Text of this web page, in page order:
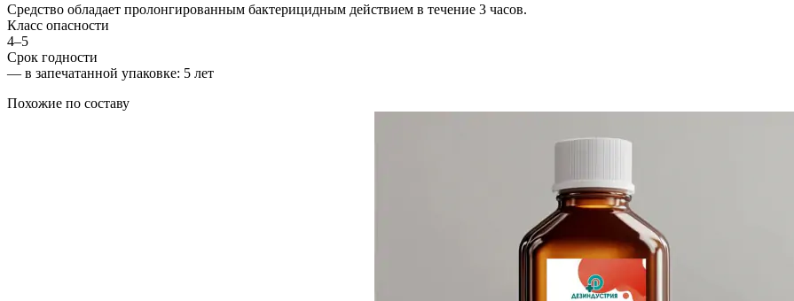
Средство обладает пролонгированным бактерицидным действием в течение 3 часов.
Класс опасности
4–5
Срок годности
— в запечатанной упаковке: 5 лет
Похожие по составу